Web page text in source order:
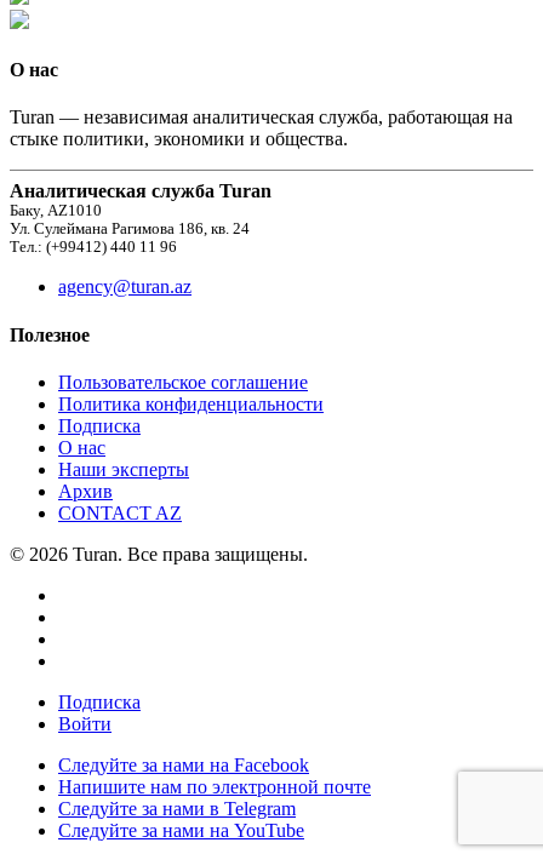
О нас
Turan — независимая аналитическая служба, работающая на
стыке политики, экономики и общества.
Аналитическая служба Turan
Баку, AZ1010
Ул. Сулеймана Рагимова 186, кв. 24
Тел.: (+99412) 440 11 96
agency@turan.az
Полезное
Пользовательское соглашение
Политика конфиденциальности
Подписка
О нас
Наши эксперты
Архив
CONTACT AZ
© 2026 Turan. Все права защищены.
Подписка
Войти
Следуйте за нами на Facebook
Напишите нам по электронной почте
Следуйте за нами в Telegram
Следуйте за нами на YouTube